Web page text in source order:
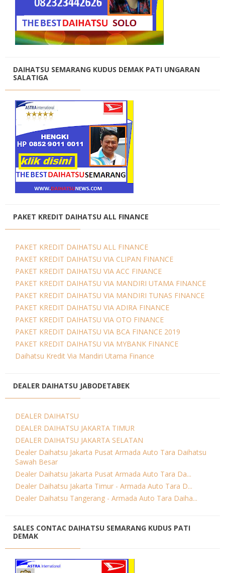
DAIHATSU SEMARANG KUDUS DEMAK PATI UNGARAN
SALATIGA
PAKET KREDIT DAIHATSU ALL FINANCE
PAKET KREDIT DAIHATSU ALL FINANCE
PAKET KREDIT DAIHATSU VIA CLIPAN FINANCE
PAKET KREDIT DAIHATSU VIA ACC FINANCE
PAKET KREDIT DAIHATSU VIA MANDIRI UTAMA FINANCE
PAKET KREDIT DAIHATSU VIA MANDIRI TUNAS FINANCE
PAKET KREDIT DAIHATSU VIA ADIRA FINANCE
PAKET KREDIT DAIHATSU VIA OTO FINANCE
PAKET KREDIT DAIHATSU VIA BCA FINANCE 2019
PAKET KREDIT DAIHATSU VIA MYBANK FINANCE
Daihatsu Kredit Via Mandiri Utama Finance
DEALER DAIHATSU JABODETABEK
DEALER DAIHATSU
DEALER DAIHATSU JAKARTA TIMUR
DEALER DAIHATSU JAKARTA SELATAN
Dealer Daihatsu Jakarta Pusat Armada Auto Tara Daihatsu
Sawah Besar
Dealer Daihatsu Jakarta Pusat Armada Auto Tara Da...
Dealer Daihatsu Jakarta Timur - Armada Auto Tara D...
Dealer Daihatsu Tangerang - Armada Auto Tara Daiha...
SALES CONTAC DAIHATSU SEMARANG KUDUS PATI
DEMAK